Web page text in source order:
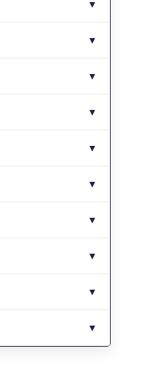
▼
▼
▼
▼
▼
▼
▼
▼
▼
▼